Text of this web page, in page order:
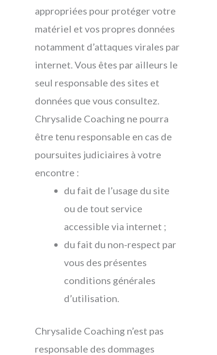
appropriées pour protéger votre
matériel et vos propres données
notamment d’attaques virales par
internet. Vous êtes par ailleurs le
seul responsable des sites et
données que vous consultez.
Chrysalide Coaching ne pourra
être tenu responsable en cas de
poursuites judiciaires à votre
encontre :
du fait de l’usage du site
ou de tout service
accessible via internet ;
du fait du non-respect par
vous des présentes
conditions générales
d’utilisation.
Chrysalide Coaching n’est pas
responsable des dommages